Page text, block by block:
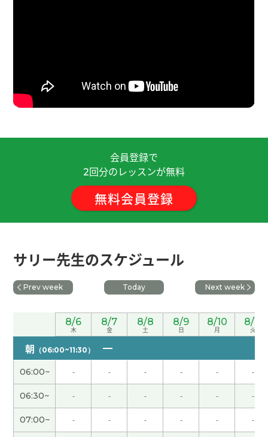
がとうございます(*^^*)( 20代 女性 )
谢谢老师的指导，聊得很开心！下次再聊吧！
非常开朗的老师.今天我学到了，浴室，瓷砖
cízhuān（タイル）我想试试老师推荐给我的那个吹
风机叫吹头神器。( 女性 )
谢谢。下次见吧。( 男性 )
普茶料理很好吃。我觉得它是中国的味道。下次见
谢谢您( 女性 )
尤其是打网球的人，这是最长寿的运动。
( 80代 男
性 )
谢谢老师，一路平安，下次见！ ( 20代 女性 )
会員登録で
2回分のレッスンが無料
無料会員登録
サリー先生のスケジュール
Prev week Today Next week
8/6
木
8/7
金
8/8
土
8/9
日
8/10
月
8/11
火
朝 （06:00~11:30）
06:00~ - - - - - -
06:30~ - - - - - -
07:00~ - - - - - -